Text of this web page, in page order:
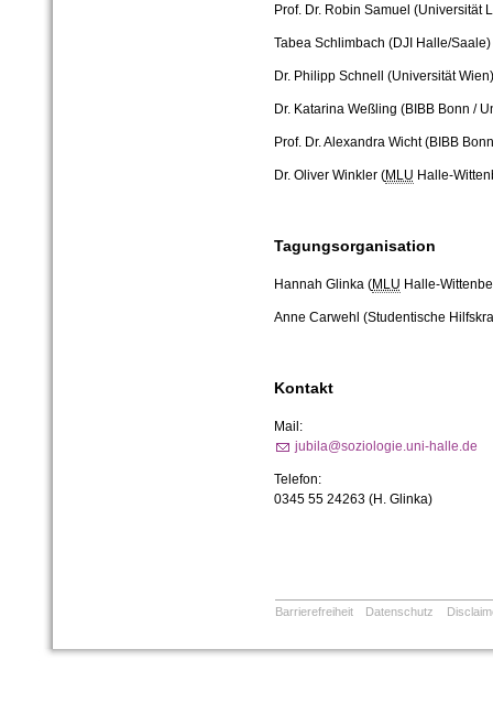
Prof. Dr. Robin Samuel (Universität
Tabea Schlimbach (DJI Halle/Saale)
Dr. Philipp Schnell (Universität Wien)
Dr. Katarina Weßling (BIBB Bonn /
Prof. Dr. Alexandra Wicht (BIBB
Dr. Oliver Winkler (MLU Halle-
Tagungsorganisation
Hannah Glinka (MLU Halle-
Anne Carwehl (Studentische
Kontakt
Mail:
jubila@soziologie.uni-halle.de
Telefon:
0345 55 24263 (H. Glinka)
Barrierefreiheit Datenschutz